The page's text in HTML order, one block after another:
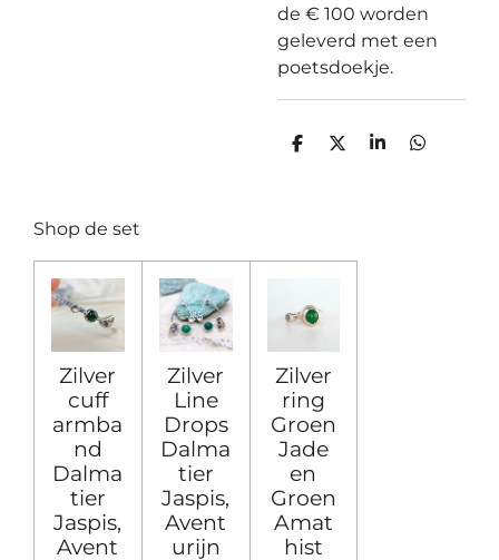
de € 100 worden
geleverd met een
poetsdoekje.
D
D
S
D
Shop de set
Zilver
cuff
armba
nd
Dalma
tier
Jaspis,
Avent
Zilver
Line
Drops
Dalma
tier
Jaspis,
Avent
urijn
Zilver
ring
Groen
Jade
en
Groen
Amat
hist